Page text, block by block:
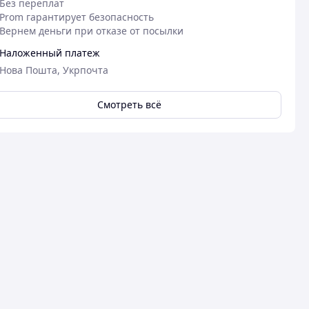
Без переплат
Prom гарантирует безопасность
Вернем деньги при отказе от посылки
Наложенный платеж
Нова Пошта, Укрпочта
Смотреть всё